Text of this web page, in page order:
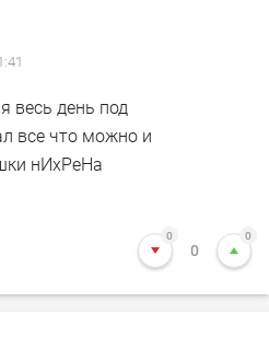
весь день под
все что можно и
нИхРеНа
0
0
0